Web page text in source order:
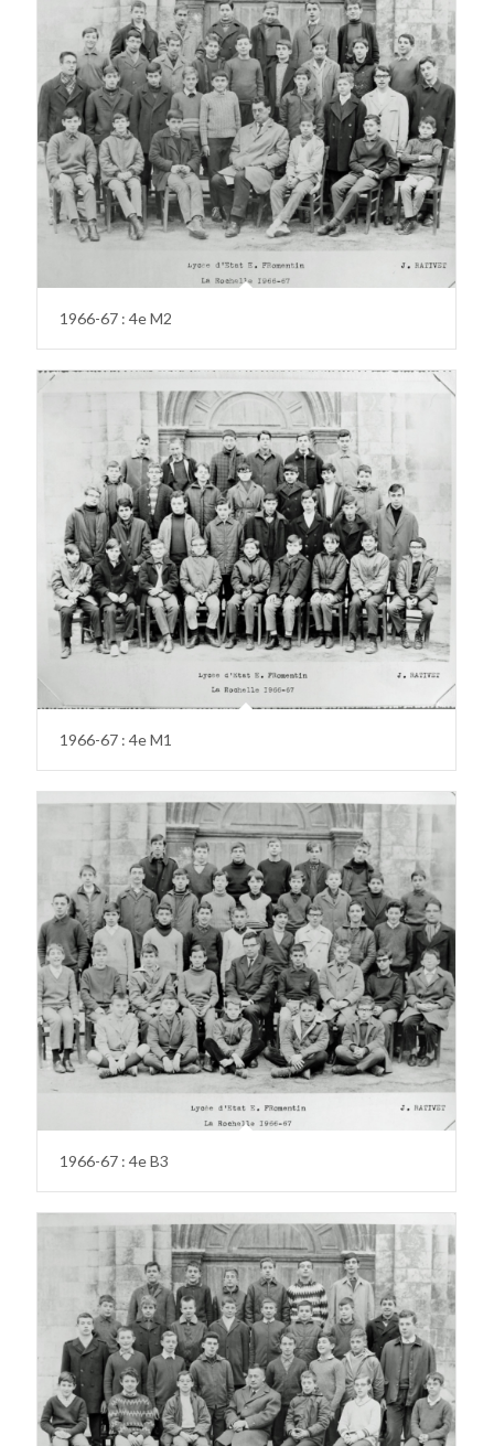
1966-67 : 4e M2
1966-67 : 4e M1
1966-67 : 4e B3